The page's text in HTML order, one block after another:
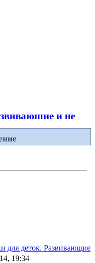
и не
для деток. Развивающие
19:34